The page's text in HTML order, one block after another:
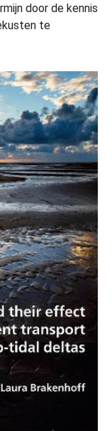
door de kennis
te